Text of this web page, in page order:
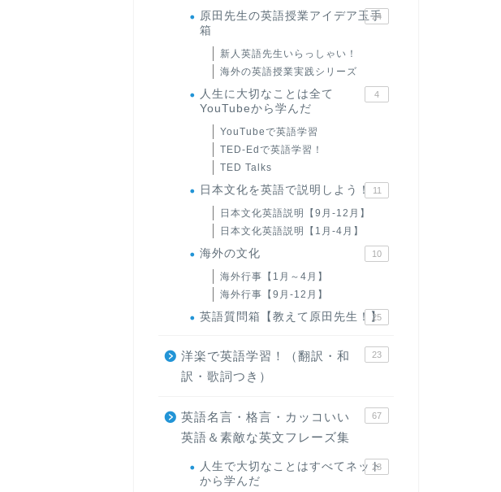
原田先生の英語授業アイデア玉手
箱
24
新人英語先生いらっしゃい！
海外の英語授業実践シリーズ
人生に大切なことは全て
YouTubeから学んだ
4
YouTubeで英語学習
TED-Edで英語学習！
TED Talks
日本文化を英語で説明しよう！ 11
日本文化英語説明【9月-12月】
日本文化英語説明【1月-4月】
海外の文化 10
海外行事【1月～4月】
海外行事【9月-12月】
英語質問箱【教えて原田先生！】
25
洋楽で英語学習！（翻訳・和
訳・歌詞つき）
23
英語名言・格言・カッコいい
英語＆素敵な英文フレーズ集
67
人生で大切なことはすべてネット
から学んだ
23